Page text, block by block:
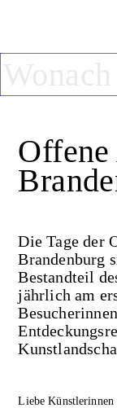
Die Tage der
Brandenburg
Bestandteil
jährlich am
Liebe